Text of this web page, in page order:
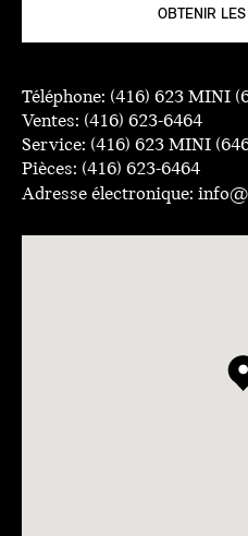
OBTENIR
Téléphone: (416) 623 MINI
Ventes: (416) 623-6464
Service: (416) 623 MINI
Pièces: (416) 623-6464
Adresse électronique: